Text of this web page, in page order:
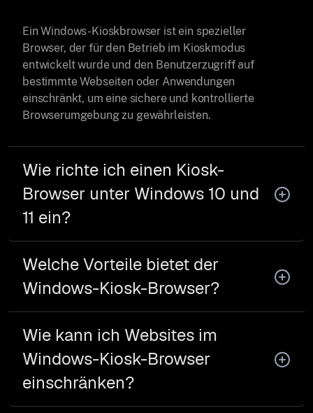
Ein Windows-Kioskbrowser ist ein spezieller
Browser, der für den Betrieb im Kioskmodus
entwickelt wurde und den Benutzerzugriff auf
bestimmte Webseiten oder Anwendungen
einschränkt, um eine sichere und kontrollierte
Browserumgebung zu gewährleisten.
Wie richte ich einen Kiosk-
Browser unter Windows 10 und
11 ein?
Welche Vorteile bietet der
Windows-Kiosk-Browser?
Wie kann ich Websites im
Windows-Kiosk-Browser
einschränken?